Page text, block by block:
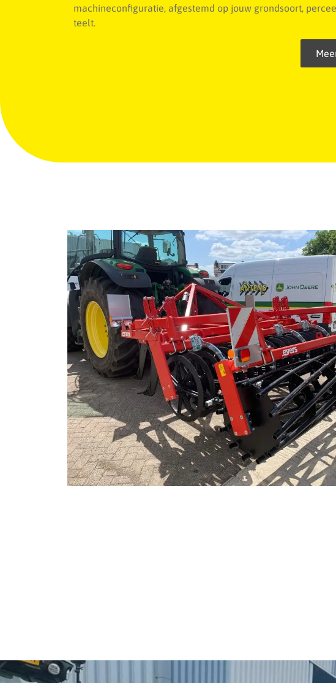
machineconfiguratie, afgestemd op jouw grondsoort,
teelt.